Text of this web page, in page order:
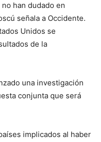
han dudado en
señala a Occidente.
Unidos se
de la
una investigación
conjunta que será
implicados al haber